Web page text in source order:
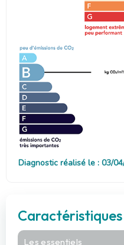
Diagnostic réalisé le : 03/
Les essentiels